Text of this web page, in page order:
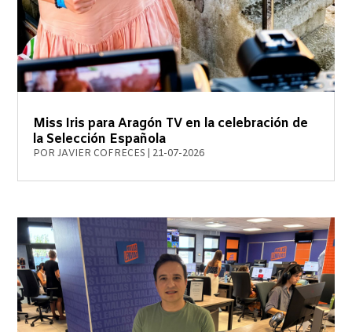
Miss Iris para Aragón TV en la celebración de
la Selección Española
PORJAVIER COFRECES 21-07-2026